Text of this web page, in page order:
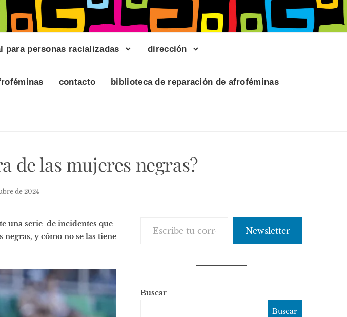
para personas racializadas dirección
contacto biblioteca de reparación de afroféminas
de las mujeres negras?
de 2024
una serie de incidentes que
y cómo no se las tiene
Newsletter
Buscar
Buscar